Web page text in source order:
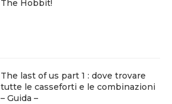
The Hobbit!
The last of us part 1 : dove trovare
tutte le casseforti e le combinazioni
– Guida –